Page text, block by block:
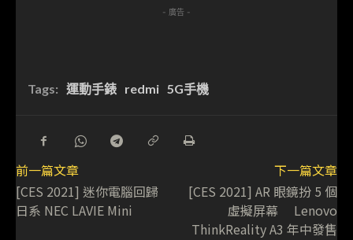
- 廣告 -
Tags: 運動手錶 redmi 5G手機
前一篇文章
[CES 2021] 迷你電腦回歸
日系 NEC LAVIE Mini
下一篇文章
[CES 2021] AR 眼鏡扮 5 個
虛擬屏幕 Lenovo
ThinkReality A3 年中發售